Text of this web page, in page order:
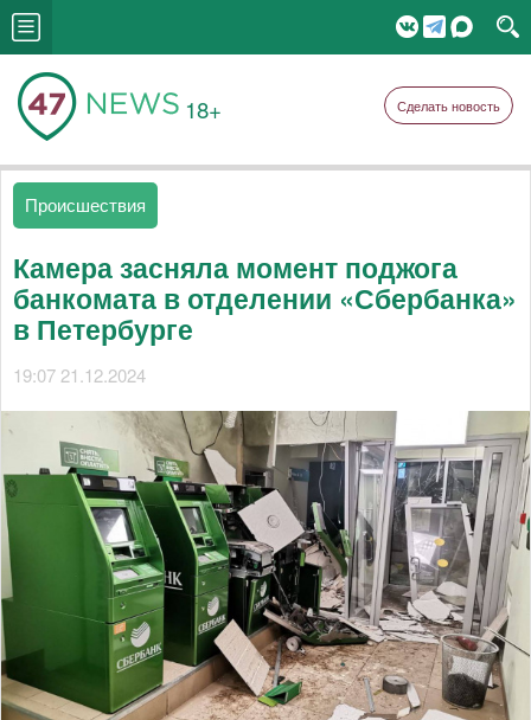
18+ Сделать новость
Происшествия
Камера засняла момент поджога
банкомата в отделении «Сбербанка»
в Петербурге
19:07 21.12.2024